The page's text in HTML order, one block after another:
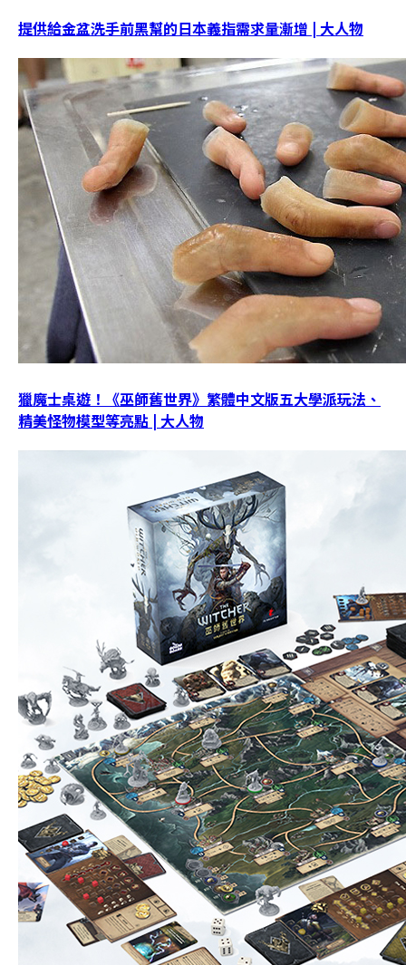
提供給金盆洗手前黑幫的日本義指需求量漸增 | 大人物
獵魔士桌遊！《巫師舊世界》繁體中文版五大學派玩法、
精美怪物模型等亮點 | 大人物